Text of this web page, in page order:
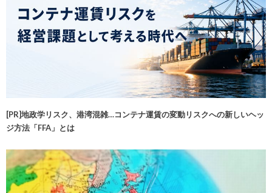
[PR]地政学リスク、港湾混雑…コンテナ運賃の変動リスクへの新しいヘッ
ジ方法「FFA」とは